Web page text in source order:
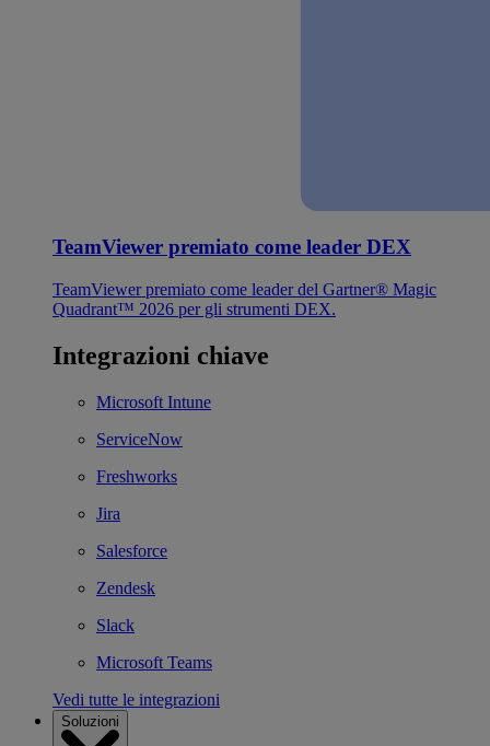
TeamViewer premiato come leader DEX
TeamViewer premiato come leader del Gartner® Magic
Quadrant™ 2026 per gli strumenti DEX.
Integrazioni chiave
Microsoft Intune
ServiceNow
Freshworks
Jira
Salesforce
Zendesk
Slack
Microsoft Teams
Vedi tutte le integrazioni
Soluzioni